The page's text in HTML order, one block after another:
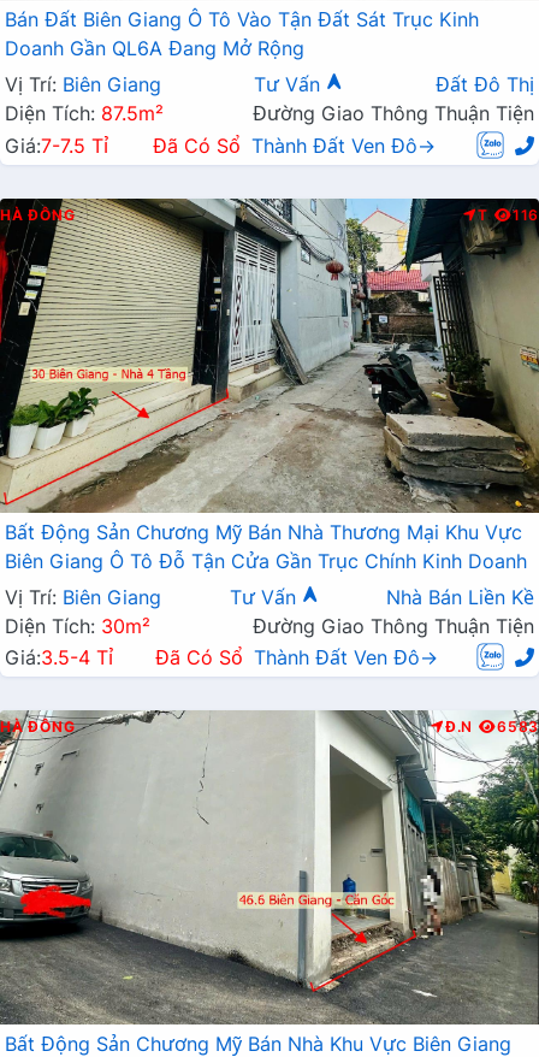
Bán Đất Biên Giang Ô Tô Vào Tận Đất Sát Trục Kinh
Doanh Gần QL6A Đang Mở Rộng
Vị Trí: Biên Giang Tư Vấn
Đất Đô Thị
Diện Tích: 87.5m²
Đường Giao Thông Thuận Tiện
Giá:7-7.5 Tỉ Đã Có Sổ Thành Đất Ven Đô→
HÀ ĐÔNG T 116
Bất Động Sản Chương Mỹ Bán Nhà Thương Mại Khu Vực
Biên Giang Ô Tô Đỗ Tận Cửa Gần Trục Chính Kinh Doanh
Vị Trí: Biên Giang Tư Vấn
Nhà Bán Liền Kề
Diện Tích: 30m²
Đường Giao Thông Thuận Tiện
Giá:3.5-4 Tỉ Đã Có Sổ Thành Đất Ven Đô→
HÀ ĐÔNG Đ.N 6583
Bất Động Sản Chương Mỹ Bán Nhà Khu Vực Biên Giang